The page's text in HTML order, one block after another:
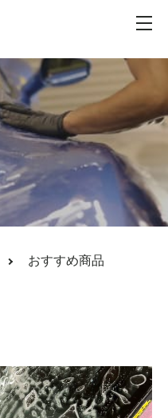
ログ
おすすめ商品